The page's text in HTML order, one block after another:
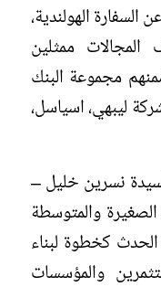
السفارة الهولندية،
ممثلين
مجموعة البنك
ليبهي، اسياسل،
نسرين خليل –
الصغيرة والمتوسطة
كخطوة لبناء
والمؤسسات